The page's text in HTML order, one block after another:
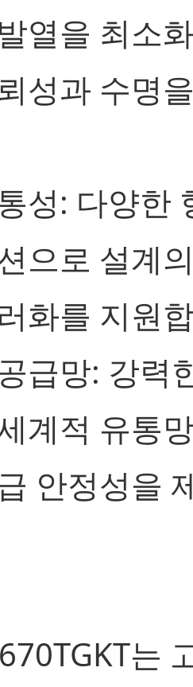
열을 최소
성과 수명
성: 다양한
으로 설계
화를 지원
급망: 강력
계적 유통
안정성을
는